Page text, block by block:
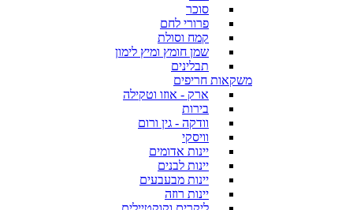
סוכר
פרורי לחם
קמח וסולת
שמן חומץ ומיץ לימון
תבלינים
משקאות חריפים
ארק - אוזו וטקילה
בירות
וודקה - גין ורום
וויסקי
יינות אדומים
יינות לבנים
יינות מבעבעים
יינות רוזה